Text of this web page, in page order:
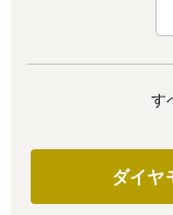
す
ダイヤ